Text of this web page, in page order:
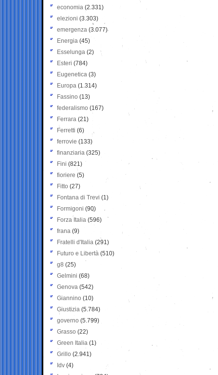
economia (2.331)
elezioni (3.303)
emergenza (3.077)
Energia (45)
Esselunga (2)
Esteri (784)
Eugenetica (3)
Europa (1.314)
Fassino (13)
federalismo (167)
Ferrara (21)
Ferretti (6)
ferrovie (133)
finanziaria (325)
Fini (821)
fioriere (5)
Fitto (27)
Fontana di Trevi (1)
Formigoni (90)
Forza Italia (596)
frana (9)
Fratelli d'Italia (291)
Futuro e Libertà (510)
g8 (25)
Gelmini (68)
Genova (542)
Giannino (10)
Giustizia (5.784)
governo (5.799)
Grasso (22)
Green Italia (1)
Grillo (2.941)
Idv (4)